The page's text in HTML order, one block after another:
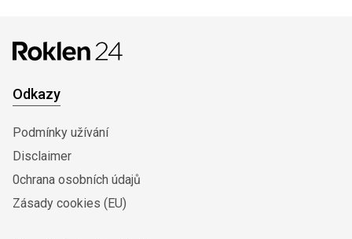
Odkazy
Podmínky užívání
Disclaimer
0chrana osobních údajů
Zásady cookies (EU)